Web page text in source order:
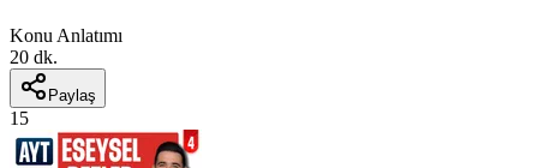
Konu Anlatımı
20 dk.
Paylaş
15